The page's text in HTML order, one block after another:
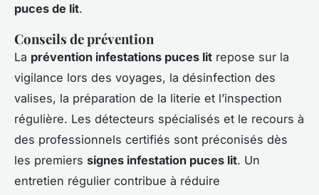
puces de lit.
Conseils de prévention
La prévention infestations puces lit repose sur la
vigilance lors des voyages, la désinfection des
valises, la préparation de la literie et l’inspection
régulière. Les détecteurs spécialisés et le recours à
des professionnels certifiés sont préconisés dès
les premiers signes infestation puces lit. Un
entretien régulier contribue à réduire